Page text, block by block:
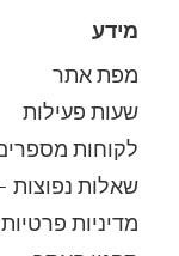
מידע
מפת אתר
שעות פעילות
לקוחות
שאלות נפוצות
מדיניות פרטיות